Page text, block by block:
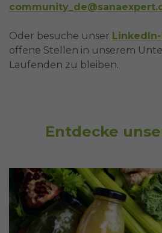
Oder besuche unser
offene Stellen in unserem
Laufenden zu bleiben.
Entdecke